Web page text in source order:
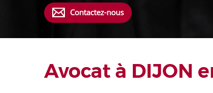
Contactez-nous
Avocat à DIJON